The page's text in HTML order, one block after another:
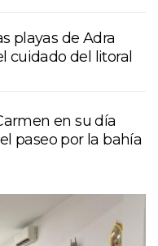
playas de Adra
cuidado del litoral
en su día
paseo por la bahía